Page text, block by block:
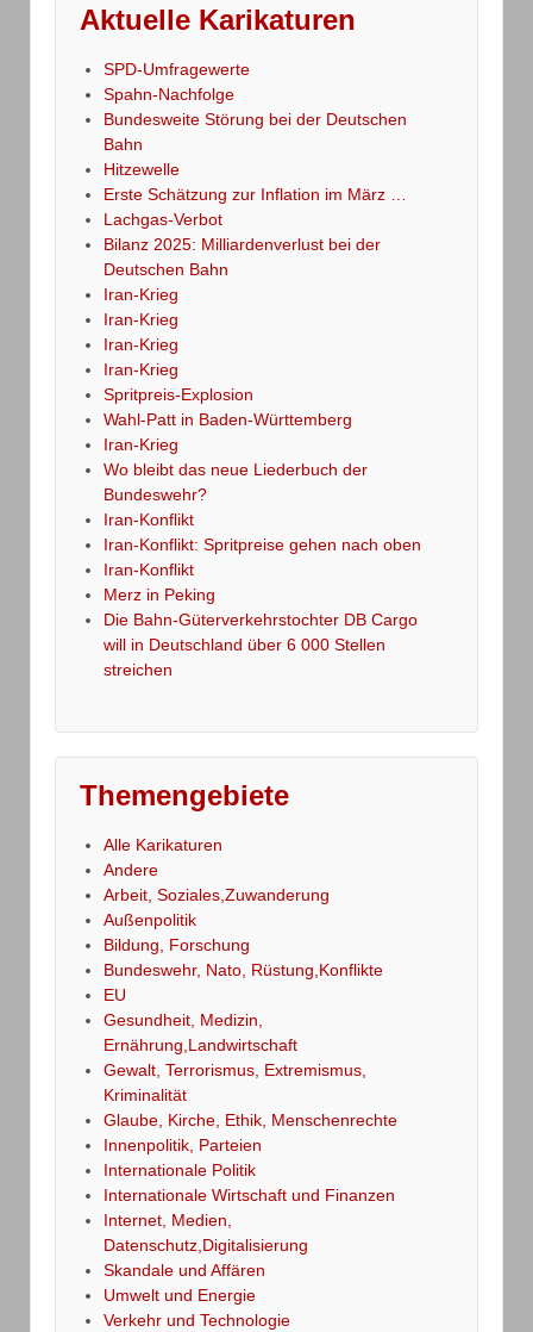
Aktuelle Karikaturen
SPD-Umfragewerte
Spahn-Nachfolge
Bundesweite Störung bei der Deutschen
Bahn
Hitzewelle
Erste Schätzung zur Inflation im März …
Lachgas-Verbot
Bilanz 2025: Milliardenverlust bei der
Deutschen Bahn
Iran-Krieg
Iran-Krieg
Iran-Krieg
Iran-Krieg
Spritpreis-Explosion
Wahl-Patt in Baden-Württemberg
Iran-Krieg
Wo bleibt das neue Liederbuch der
Bundeswehr?
Iran-Konflikt
Iran-Konflikt: Spritpreise gehen nach oben
Iran-Konflikt
Merz in Peking
Die Bahn-Güterverkehrstochter DB Cargo
will in Deutschland über 6 000 Stellen
streichen
Themengebiete
Alle Karikaturen
Andere
Arbeit, Soziales,Zuwanderung
Außenpolitik
Bildung, Forschung
Bundeswehr, Nato, Rüstung,Konflikte
EU
Gesundheit, Medizin,
Ernährung,Landwirtschaft
Gewalt, Terrorismus, Extremismus,
Kriminalität
Glaube, Kirche, Ethik, Menschenrechte
Innenpolitik, Parteien
Internationale Politik
Internationale Wirtschaft und Finanzen
Internet, Medien,
Datenschutz,Digitalisierung
Skandale und Affären
Umwelt und Energie
Verkehr und Technologie